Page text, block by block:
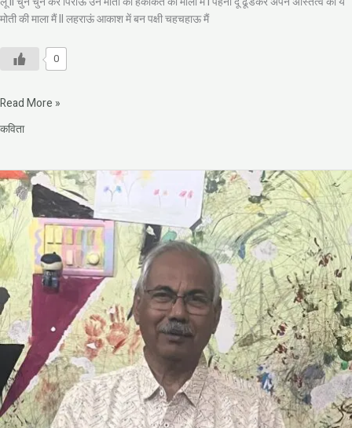
मोती की माला मैं II लहराऊं आकाश में बन पक्षी चहचहाऊ मैं
0
Read More »
कविता
प्रश्न
एक
अच्छा
सा
उठ
गया
है
मन
में